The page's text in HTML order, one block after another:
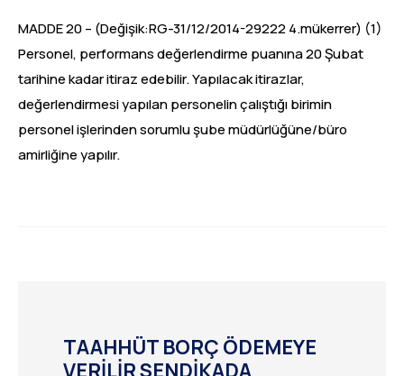
MADDE 20 – (Değişik:RG-31/12/2014-29222 4.mükerrer) (1)
Personel, performans değerlendirme puanına 20 Şubat
tarihine kadar itiraz edebilir. Yapılacak itirazlar,
değerlendirmesi yapılan personelin çalıştığı birimin
personel işlerinden sorumlu şube müdürlüğüne/büro
amirliğine yapılır.
TAAHHÜT BORÇ ÖDEMEYE